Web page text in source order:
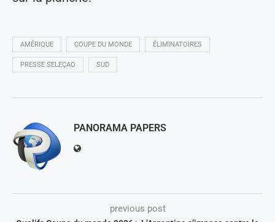
AMÉRIQUE COUPE DU MONDE ÉLIMINATOIRES
PRESSE SELEÇAO SUD
PANORAMA PAPERS
previous post